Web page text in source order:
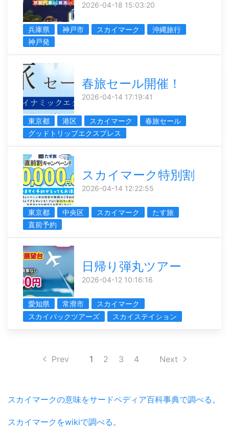
2026-04-18 15:03:20
兵庫県 神戸市 スカイマーク
沖縄旅行
神戸発
春旅セール開催！
2026-04-14 17:19:41
東京都 港区 スカイマーク
春旅セール
グッドトリップエクスプレス
スカイマーク特別割
2026-04-14 12:22:55
東京都 中央区 スカイマーク
たす旅
直前予約
日帰り弾丸ツアー
2026-04-12 10:16:16
愛知県 常滑市
スカイマーク
スカイパックツアーズ
スカイステイション
Prev 1 2 3 4 Next
スカイマークの意味をサードペディア百科事典で調べる。
スカイマークをwikiで調べる。